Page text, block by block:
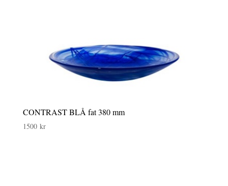
CONTRAST BLÅ fat 380 mm
1500 kr